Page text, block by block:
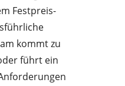
Festpreis-
kommt zu
führt ein